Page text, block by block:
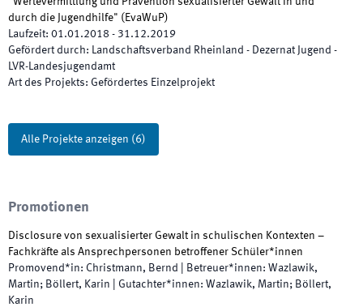
durch die Jugendhilfe" ( EvaWuP)
Laufzeit: 01.01.2018 - 31.12.2019
Gefördert durch: Landschaftsverband Rheinland - Dezernat Jugend -
LVR-Landesjugendamt
Art des Projekts: Gefördertes Einzelprojekt
Alle Projekte anzeigen (6)
Promotionen
Disclosure von sexualisierter Gewalt in schulischen Kontexten –
Fachkräfte als Ansprechpersonen betroffener Schüler*innen
Promovend*in: Christmann, Bernd Betreuer*innen: Wazlawik,
Martin; Böllert, Karin
Gutachter*innen: Wazlawik, Martin; Böllert,
Karin